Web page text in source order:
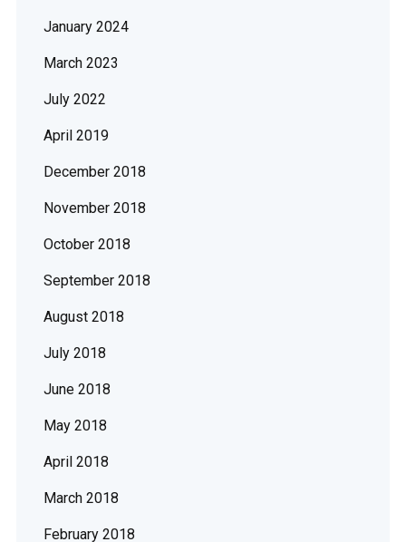
January 2024
March 2023
July 2022
April 2019
December 2018
November 2018
October 2018
September 2018
August 2018
July 2018
June 2018
May 2018
April 2018
March 2018
February 2018